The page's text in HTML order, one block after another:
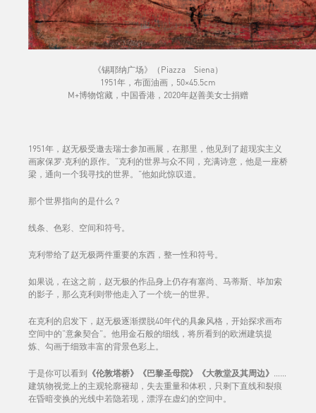
《锡耶纳广场》（Piazza Siena）
1951年，布面油画，50×45.5cm
M+博物馆藏，中国香港，2020年赵善美女士捐赠
1951年，赵无极受邀去瑞士参加画展，在那里，他见到了超现实主义
画家保罗·克利的原作。“克利的世界与众不同，充满诗意，他是一座桥
梁，通向一个我寻找的世界。”他如此惊叹道。
那个世界指向的是什么？
线条、色彩、空间和符号。
克利带给了赵无极两件重要的东西，整一性和符号。
如果说，在这之前，赵无极的作品身上仍存有塞尚、马蒂斯、毕加索
的影子，那么克利则带他走入了一个统一的世界。
在克利的启发下，赵无极逐渐摆脱40年代的具象风格，开始探求画布
空间中的“意象契合”。他用金石般的细线，将所看到的欧洲建筑提
炼、勾画于细致丰富的背景色彩上。
于是你可以看到 《伦敦塔桥》《巴黎圣母院》《大教堂及其周边》
建筑物视觉上的主观轮廓褪却，失去重量和体积，只剩下直线和裂痕
在昏暗变换的光线中若隐若现，漂浮在虚幻的空间中。